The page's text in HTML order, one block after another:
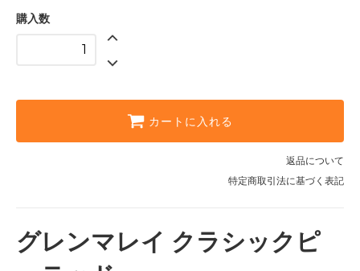
購入数
カートに入れる
返品について
特定商取引法に基づく表記
グレンマレイ クラシックピ